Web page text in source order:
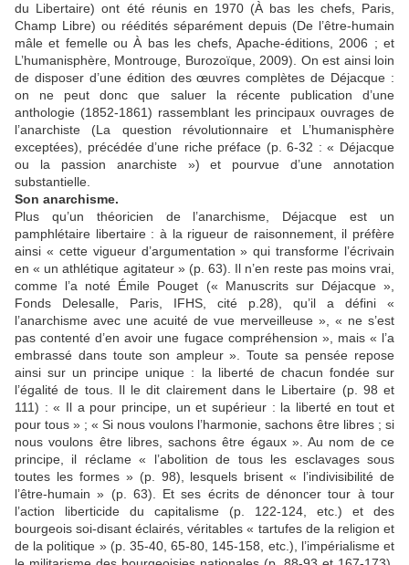
du Libertaire) ont été réunis en 1970 (À bas les chefs, Paris,
Champ Libre) ou réédités séparément depuis (De l’être-humain
mâle et femelle ou À bas les chefs, Apache-éditions, 2006 ; et
L’humanisphère, Montrouge, Burozoïque, 2009). On est ainsi loin
de disposer d’une édition des œuvres complètes de Déjacque :
on ne peut donc que saluer la récente publication d’une
anthologie (1852-1861) rassemblant les principaux ouvrages de
l’anarchiste (La question révolutionnaire et L’humanisphère
exceptées), précédée d’une riche préface (p. 6-32 : « Déjacque
ou la passion anarchiste ») et pourvue d’une annotation
substantielle.
Son anarchisme.
Plus qu’un théoricien de l’anarchisme, Déjacque est un
pamphlétaire libertaire : à la rigueur de raisonnement, il préfère
ainsi « cette vigueur d’argumentation » qui transforme l’écrivain
en « un athlétique agitateur » (p. 63). Il n’en reste pas moins vrai,
comme l’a noté Émile Pouget (« Manuscrits sur Déjacque »,
Fonds Delesalle, Paris, IFHS, cité p.28), qu’il a défini «
l’anarchisme avec une acuité de vue merveilleuse », « ne s’est
pas contenté d’en avoir une fugace compréhension », mais « l’a
embrassé dans toute son ampleur ». Toute sa pensée repose
ainsi sur un principe unique : la liberté de chacun fondée sur
l’égalité de tous. Il le dit clairement dans le Libertaire (p. 98 et
111) : « Il a pour principe, un et supérieur : la liberté en tout et
pour tous » ; « Si nous voulons l’harmonie, sachons être libres ; si
nous voulons être libres, sachons être égaux ». Au nom de ce
principe, il réclame « l’abolition de tous les esclavages sous
toutes les formes » (p. 98), lesquels brisent « l’indivisibilité de
l’être-humain » (p. 63). Et ses écrits de dénoncer tour à tour
l’action liberticide du capitalisme (p. 122-124, etc.) et des
bourgeois soi-disant éclairés, véritables « tartufes de la religion et
de la politique » (p. 35-40, 65-80, 145-158, etc.), l’impérialisme et